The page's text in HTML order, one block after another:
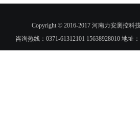
Copyright © 2016-2017 河南力安测控
咨询热线：0371-61312101 15638928010 地